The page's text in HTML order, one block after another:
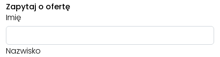
Zapytaj o ofertę
Imię
Nazwisko